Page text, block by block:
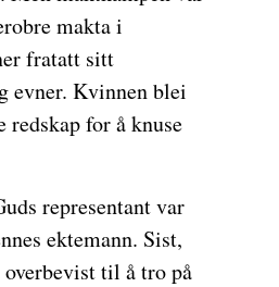
makta i
fratatt sitt
evner. Kvinnen blei
for å knuse
representant var
ektemann. Sist,
til å tro på